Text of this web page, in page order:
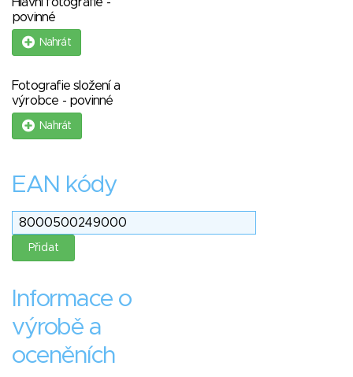
povinné
Nahrát
Fotografie složení a
výrobce - povinné
Nahrát
EAN kódy
Informace o
výrobě a
oceněních